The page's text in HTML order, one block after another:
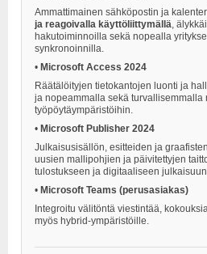
Ammattimainen sähköpostin ja
ja reagoivalla käyttöliittymällä ,
hakutoiminnoilla sekä nopealla
synkronoinnilla.
• Microsoft Access 2024
Räätälöityjen tietokantojen luonti ja
ja nopeammalla sekä
työpöytäympäristöihin.
• Microsoft Publisher 2024
Julkaisusisällön, esitteiden ja
uusien mallipohjien ja päivitettyjen
tulostukseen ja digitaaliseen julkaisuun.
• Microsoft Teams (perusasiakas)
Integroitu välitöntä viestintää,
myös hybrid-ympäristöille.